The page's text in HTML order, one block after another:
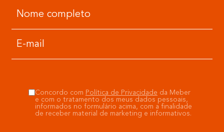
Concordo com Política de Privacidade da Meber
e com o tratamento dos meus dados pessoais,
informados no formulário acima, com a finalidade
de receber material de marketing e informativos.